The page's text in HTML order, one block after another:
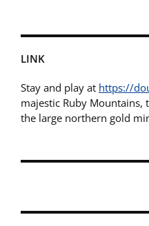
LINK
Stay and play at https://
majestic Ruby Mountains,
the large northern gold